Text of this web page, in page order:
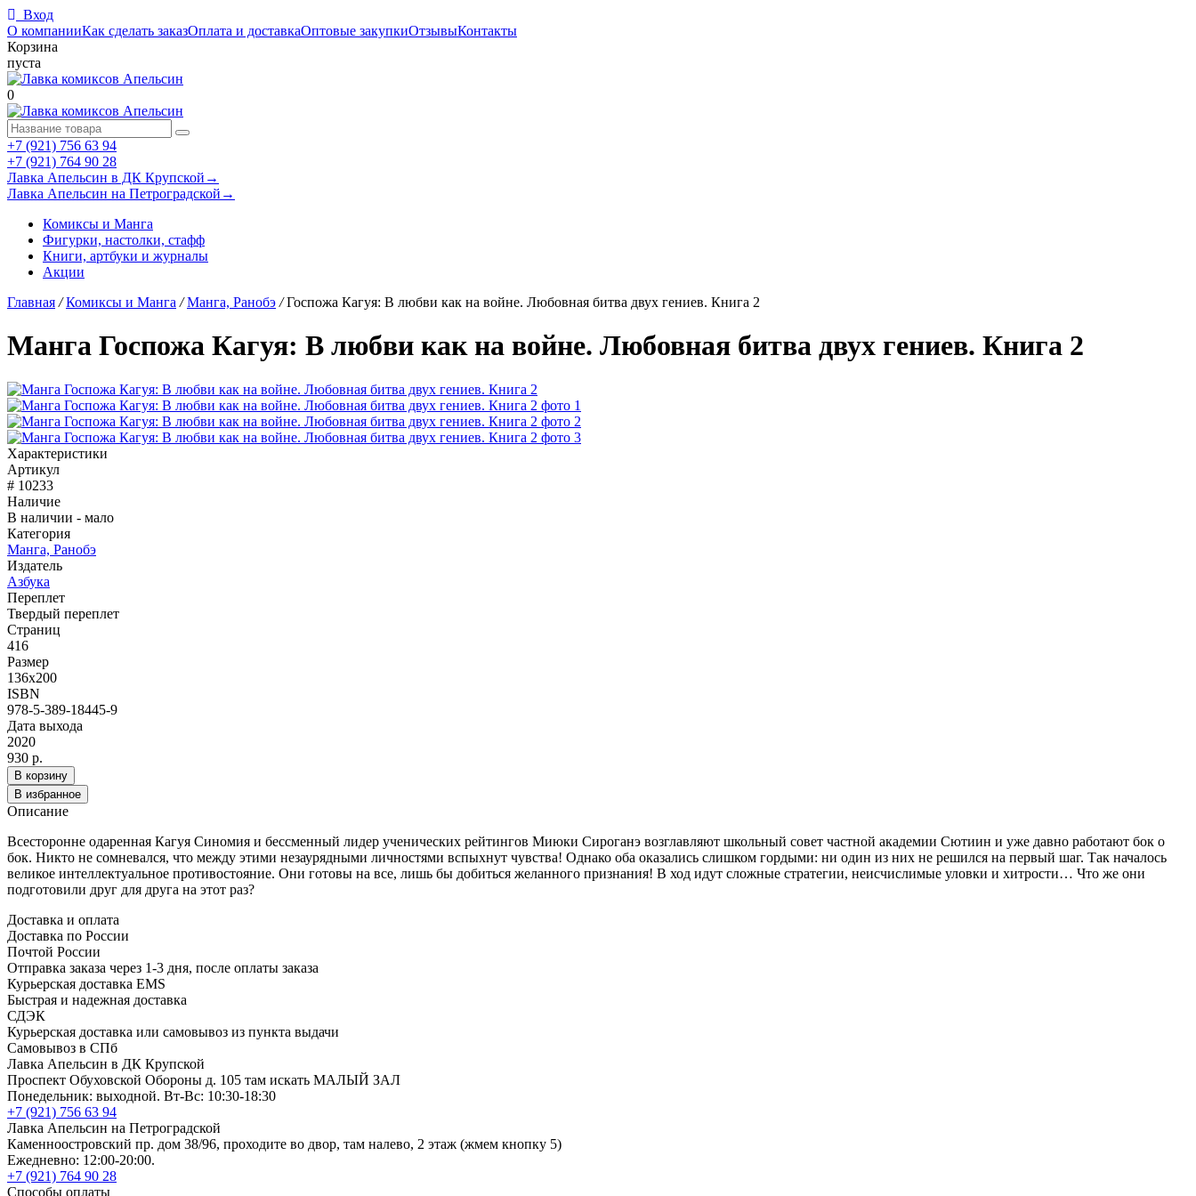
Вход
О компанииКак сделать заказОплата и доставкаОптовые закупкиОтзывыКонтакты
Корзина
пуста
0
+7 (921) 756 63 94
+7 (921) 764 90 28
Лавка Апельсин в ДК Крупской →
Лавка Апельсин на Петроградской →
Комиксы и Манга
Фигурки, настолки, стафф
Книги, артбуки и журналы
Акции
Главная / Комиксы и Манга / Манга, Ранобэ / Госпожа Кагуя: В любви как на войне. Любовная битва двух гениев. Книга 2
Манга Госпожа Кагуя: В любви как на войне. Любовная битва двух гениев. Книга 2
Характеристики
Артикул
# 10233
Наличие
В наличии - мало
Категория
Манга, Ранобэ
Издатель
Азбука
Переплет
Твердый переплет
Страниц
416
Размер
136х200
ISBN
978-5-389-18445-9
Дата выхода
2020
930 р.
В корзину
В избранное
Описание
Всесторонне одаренная Кагуя Синомия и бессменный лидер ученических рейтингов Миюки Сироганэ возглавляют школьный совет частной академии Сютиин и уже давно работают бок о
бок. Никто не сомневался, что между этими незаурядными личностями вспыхнут чувства! Однако оба оказались слишком гордыми: ни один из них не решился на первый шаг. Так началось
великое интеллектуальное противостояние. Они готовы на все, лишь бы добиться желанного признания! В ход идут сложные стратегии, неисчислимые уловки и хитрости… Что же они
подготовили друг для друга на этот раз?
Доставка и оплата
Доставка по России
Почтой России
Отправка заказа через 1-3 дня, после оплаты заказа
Курьерская доставка EMS
Быстрая и надежная доставка
СДЭК
Курьерская доставка или самовывоз из пункта выдачи
Самовывоз в СПб
Лавка Апельсин в ДК Крупской
Проспект Обуховской Обороны д. 105 там искать МАЛЫЙ ЗАЛ
Понедельник: выходной. Вт-Вс: 10:30-18:30
+7 (921) 756 63 94
Лавка Апельсин на Петроградской
Каменноостровский пр. дом 38/96, проходите во двор, там налево, 2 этаж (жмем кнопку 5)
Ежедневно: 12:00-20:00.
+7 (921) 764 90 28
Способы оплаты